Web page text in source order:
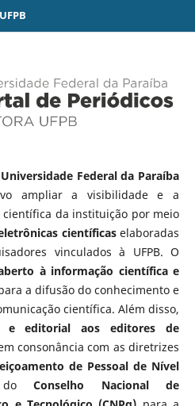
Federal da Paraíba
ampliar a visibilidade e a
da instituição por meio
científicaselaboradas
vinculados à UFPB. O
à informação científica e
a difusão do conhecimento e
científica. Além disso,
e editorial aos editores de
consonância com as diretrizes
de Pessoal de Nível
Conselho Nacional de